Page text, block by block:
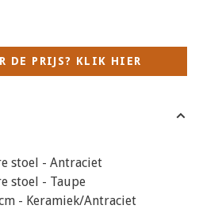
DE PRIJS? KLIK HIER
stoel - Antraciet
stoel - Taupe
- Keramiek/Antraciet